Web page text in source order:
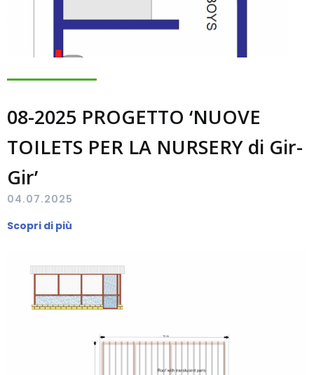
08-2025 PROGETTO ‘NUOVE
TOILETS PER LA NURSERY di Gir-
Gir’
04.07.2025
Scopri di più